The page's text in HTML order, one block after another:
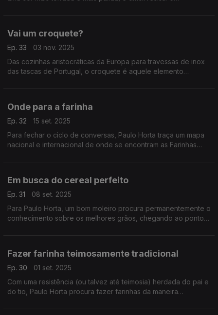
Vai um croquete?
Ep. 33
03 nov. 2025
Das cozinhas aristocráticas da Europa para travessas de inox
das tascas de Portugal, o croquete é aquele elemento
Onde para a farinha
Ep. 32
15 set. 2025
Para fechar o ciclo de conversas, Paulo Horta traça um mapa
nacional e internacional de onde se encontram as Farinhas
Em busca do cereal perfeito
Ep. 31
08 set. 2025
Para Paulo Horta, um bom moleiro procura permanentemente o
conhecimento sobre os melhores grãos, chegando ao ponto
Fazer farinha teimosamente tradicional
Ep. 30
01 set. 2025
Com uma resistência (ou talvez até teimosia) herdada do pai e
do tio, Paulo Horta procura fazer farinhas da maneira